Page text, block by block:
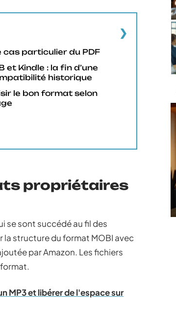
cas particulier du PDF
et Kindle : la fin d’une
historique
le bon format selon
propriétaires
se sont succédé au fil des
la structure du format MOBI avec
par Amazon. Les fichiers
MP3 et libérer de l'espace sur